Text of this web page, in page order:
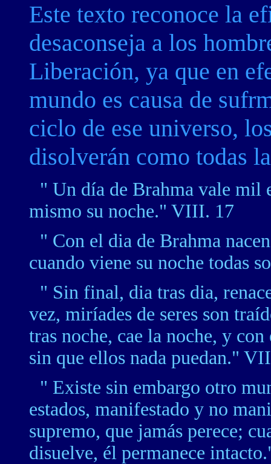
Este texto reconoce la
desaconseja a los
Liberación, ya que en
mundo es causa de
ciclo de ese universo,
disolverán como todas
" Un día de Brahma vale mil
mismo su noche." VIII. 17
" Con el dia de Brahma
cuando viene su noche todas
" Sin final, dia tras dia,
vez, miríades de seres son
tras noche, cae la noche, y
sin que ellos nada puedan."
" Existe sin embargo otro
estados, manifestado y no
supremo, que jamás perece;
disuelve, él permanece